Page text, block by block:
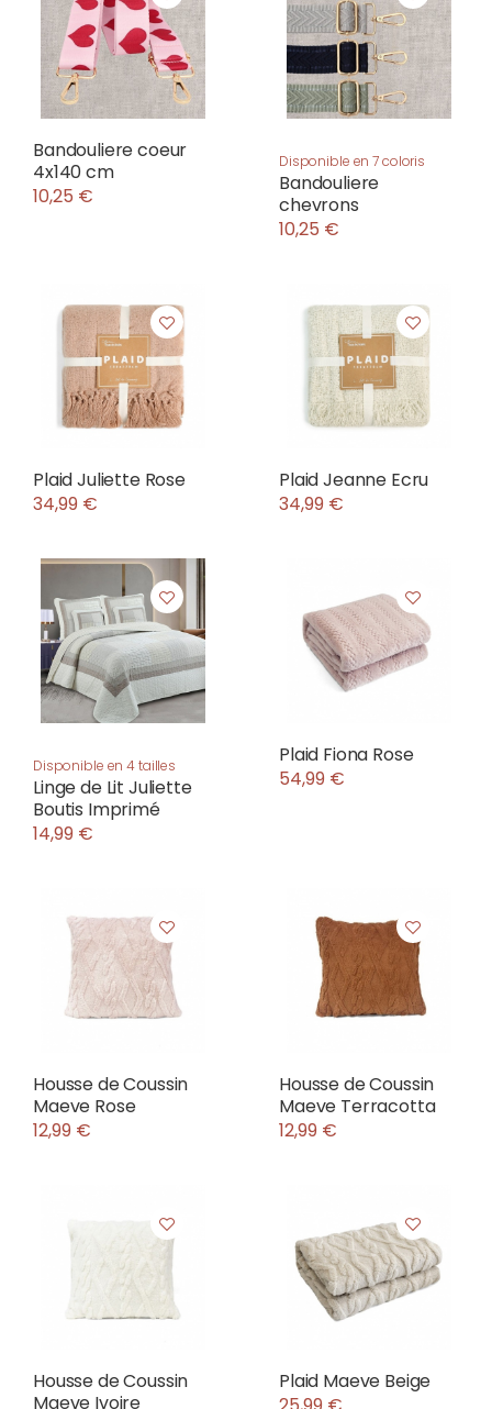
Bandouliere coeur
4x140 cm
10,25 €
Disponible en 7 coloris
Bandouliere
chevrons
10,25 €
Plaid Juliette Rose
34,99 €
Plaid Jeanne Ecru
34,99 €
Disponible en 4 tailles
Linge de Lit Juliette
Boutis Imprimé
14,99 €
Plaid Fiona Rose
54,99 €
Housse de Coussin
Maeve Rose
12,99 €
Housse de Coussin
Maeve Terracotta
12,99 €
Housse de Coussin
Maeve Ivoire
Plaid Maeve Beige